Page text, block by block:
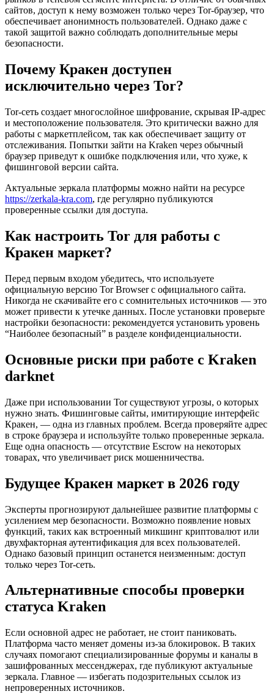
сайтов, доступ к нему возможен только через Tor-браузер, что
обеспечивает анонимность пользователей. Однако даже с
такой защитой важно соблюдать дополнительные меры
безопасности.
Почему Кракен доступен
исключительно через Tor?
Tor-сеть создает многослойное шифрование, скрывая IP-адрес
и местоположение пользователя. Это критически важно для
работы с маркетплейсом, так как обеспечивает защиту от
отслеживания. Попытки зайти на Kraken через обычный
браузер приведут к ошибке подключения или, что хуже, к
фишинговой версии сайта.
Актуальные зеркала платформы можно найти на ресурсе
https://zerkala-kra.com, где регулярно публикуются
проверенные ссылки для доступа.
Как настроить Tor для работы с
Кракен маркет?
Перед первым входом убедитесь, что используете
официальную версию Tor Browser с официального сайта.
Никогда не скачивайте его с сомнительных источников — это
может привести к утечке данных. После установки проверьте
настройки безопасности: рекомендуется установить уровень
“Наиболее безопасный” в разделе конфиденциальности.
Основные риски при работе с Kraken
darknet
Даже при использовании Tor существуют угрозы, о которых
нужно знать. Фишинговые сайты, имитирующие интерфейс
Кракен, — одна из главных проблем. Всегда проверяйте адрес
в строке браузера и используйте только проверенные зеркала.
Еще одна опасность — отсутствие Escrow на некоторых
товарах, что увеличивает риск мошенничества.
Будущее Кракен маркет в 2026 году
Эксперты прогнозируют дальнейшее развитие платформы с
усилением мер безопасности. Возможно появление новых
функций, таких как встроенный микшинг криптовалют или
двухфакторная аутентификация для всех пользователей.
Однако базовый принцип останется неизменным: доступ
только через Tor-сеть.
Альтернативные способы проверки
статуса Kraken
Если основной адрес не работает, не стоит паниковать.
Платформа часто меняет домены из-за блокировок. В таких
случаях помогают специализированные форумы и каналы в
зашифрованных мессенджерах, где публикуют актуальные
зеркала. Главное — избегать подозрительных ссылок из
непроверенных источников.